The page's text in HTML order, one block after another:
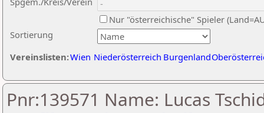
Sortierung
Nur "österreichische" Spieler
Vereinslisten:Wien Niederösterreich Burgenland
Pnr:139571 Name: Lucas